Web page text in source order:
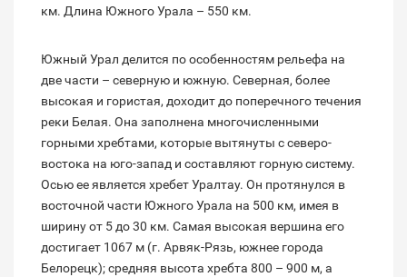
км. Длина Южного Урала – 550 км.
Южный Урал делится по особенностям рельефа на
две части – северную и южную. Северная, более
высокая и гористая, доходит до поперечного течения
реки Белая. Она заполнена многочисленными
горными хребтами, которые вытянуты с северо-
востока на юго-запад и составляют горную систему.
Осью ее является хребет Уралтау. Он протянулся в
восточной части Южного Урала на 500 км, имея в
ширину от 5 до 30 км. Самая высокая вершина его
достигает 1067 м (г. Арвяк-Рязь, южнее города
Белорецк); средняя высота хребта 800 – 900 м, а